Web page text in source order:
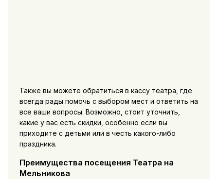
Также вы можете обратиться в кассу театра, где
всегда рады помочь с выбором мест и ответить на
все ваши вопросы. Возможно, стоит уточнить,
какие у вас есть скидки, особенно если вы
приходите с детьми или в честь какого-либо
праздника.
Преимущества посещения Театра на
Мельникова